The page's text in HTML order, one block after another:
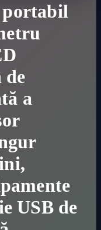
portabil
de
a
USB de